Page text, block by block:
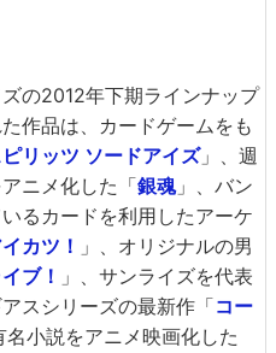
の2012年下期ラインナップ
作品は、カードゲームをも
リッツ ソードアイズ」、週
ニメ化した「銀魂」、バン
るカードを利用したアーケ
カツ！
」、オリジナルの男
ブ！ 」、サンライズを代表
スシリーズの最新作「コー
名小説をアニメ映画化した